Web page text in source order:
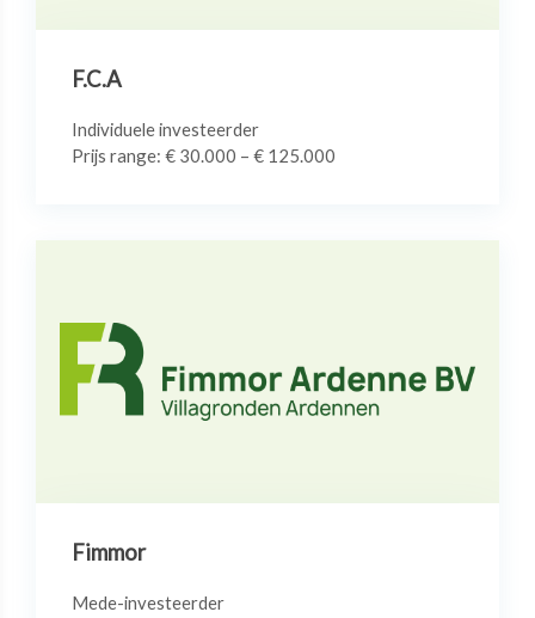
F.C.A
Individuele investeerder
Prijs range: € 30.000 – € 125.000
Fimmor
Mede-investeerder